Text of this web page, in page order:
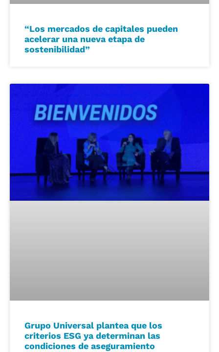
“Los mercados de capitales pueden
acelerar una nueva etapa de
sostenibilidad”
Grupo Universal plantea que los
criterios ESG ya determinan las
condiciones de aseguramiento